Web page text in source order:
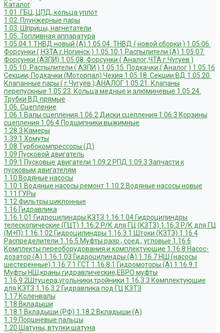
Каталог
1.01. ГБЦ, ЦПД, кольца уплот
1.02. Плунжерные пары
1.03. Шприцы, нагнетатели
1.05. Топливная аппаратура
1.05.04.1 ТНВД новый (А) 1.05.04. ТНВД ( новой сборки ) 1.05.06.
Форсунки ( НЗТА г.Ногинск ) 1.05.10.1 Распылители (А) 1.05.07.
Форсунки (АЗПИ) 1.05.08. Форсунки ( Аналог,ЧТА г.Чугуев )
1.05.10. Распылители ( АЗПИ ) 1.05.15. Подкачки ( Аналог ) 1.05.16
Секции, Подкачки (Моторпал) Чехия 1.05.18. Секции ВД 1.05.20.
Клапанные пары ( г.Чугуев );АНАЛОГ 1.05.21. Клапаны
перепускные 1.05.23. Кольца медные и алюминевые 1.05.24.
Трубки ВД прямые
1.06. Сцепление
1.06.1 Валы сцепления 1.06.2 Диски сцепления 1.06.3 Корзины
сцепления 1.06.4 Подшипники выжимные
1.28.3 Камеры
1.39.1 Хомуты
1.08 Турбокомпрессоры (Д)
1.09 Пусковой двигатель
1.09.1 Пусковые двигатели 1.09.2 РПД 1.09.3 Запчасти к
пусковым двигателям
1.10 Водяные насосы
1.10.1 Водяные насосы ремонт 1.10.2 Водяные насосы новые
1.11 ГУРы
1.12 Фильтры циклонные
1.16 Гидравлика
1.16.1.01 Гидроцилиндры КЗТЗ 1.16.1.04 Гидроцилиндры
телескопические (ГЦТ) 1.16.2 Р/К для ГЦ (КЗТЗ) 1.16.3 Р/К для ГЦ
(М+П) 1.16.1.02 Гидроцилиндры 1.16.3.1 Штоки (КЗТЗ) 1.16.4
Распределители 1.16.5 Муфты разр., соед., угловые 1.16.6
Комплекты переоборудования и комплектующие 1.16.8 Насос-
дозатор (А) 1.16.1.03 Гидроцилиндры (А) 1.16.7 НШ (насосы
шестеренные) 1.16.7.1 ГСТ 1.16.8.1 Гидромоторы (А) 1.16.9.1
Муфты НШ,краны гидравлические,ЕВРО муфты
1.16.9.2Штуцера,угольники,тройники 1.16.3.3 Комплектующие
для КЗТЗ 1.16.3.2 Гидравлика под ГЦ КЗТЗ
1.17 Коленвалы
1.18 Вкладыши
1.18.1 Вкладыши (РФ) 1.18.2 Вкладыши (А)
1.19 Поршневые пальцы
1.20 Шатуны, втулки шатуна